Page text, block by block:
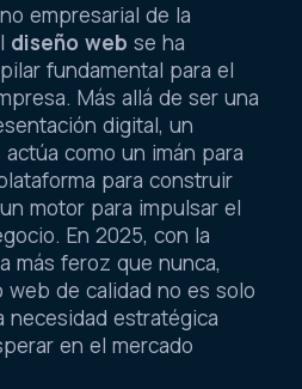
empresarial de la
diseño web se ha
fundamental para el
Más allá de ser una
digital, un
como un imán para
para construir
motor para impulsar el
En 2025, con la
más feroz que nunca,
de calidad no es solo
necesidad estratégica
en el mercado